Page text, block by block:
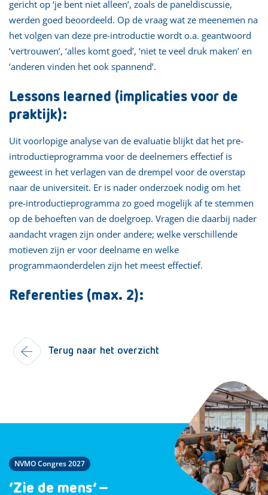
gericht op ‘je bent niet alleen’, zoals de paneldiscussie,
werden goed beoordeeld. Op de vraag wat ze meenemen na
het volgen van deze pre-introductie wordt o.a. geantwoord
‘vertrouwen’, ‘alles komt goed’, ‘niet te veel druk maken’ en
‘anderen vinden het ook spannend’.
Lessons learned (implicaties voor de
praktijk):
Uit voorlopige analyse van de evaluatie blijkt dat het pre-
introductieprogramma voor de deelnemers effectief is
geweest in het verlagen van de drempel voor de overstap
naar de universiteit. Er is nader onderzoek nodig om het
pre-introductieprogramma zo goed mogelijk af te stemmen
op de behoeften van de doelgroep. Vragen die daarbij nader
aandacht vragen zijn onder andere; welke verschillende
motieven zijn er voor deelname en welke
programmaonderdelen zijn het meest effectief.
Referenties (max. 2):
Terug naar het overzicht
NVMO Congres 2027
‘Zie de mens’ –